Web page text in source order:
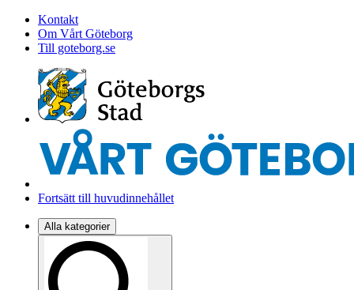
Kontakt
Om Vårt Göteborg
Till goteborg.se
Fortsätt till huvudinnehållet
Alla kategorier